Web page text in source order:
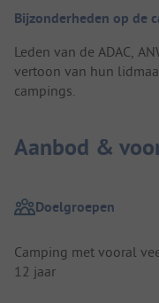
Bijzonderheden op de
Leden van de ADAC,
vertoon van hun
campings.
Aanbod &
Doelgroepen
Camping met vooral
12 jaar